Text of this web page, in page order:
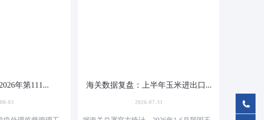
年第111...
03
海关数据复盘：上半年玉米进出口...
2026-07-31